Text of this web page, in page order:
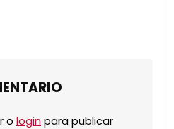
o login para publicar